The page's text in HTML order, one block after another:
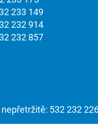
233 149
232 914
232 857
532 232